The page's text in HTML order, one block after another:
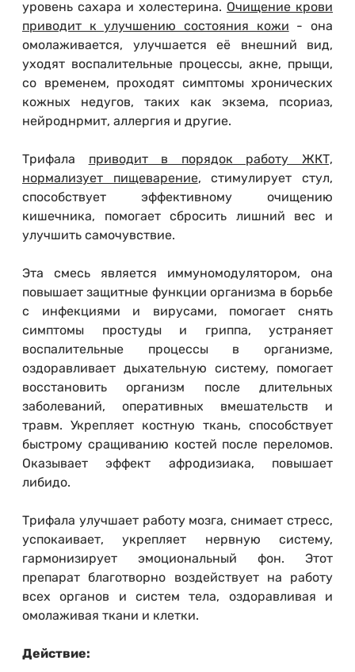
уровень сахара и холестерина. Очищение крови
приводит к улучшению состояния кожи - она
омолаживается, улучшается её внешний вид,
уходят воспалительные процессы, акне, прыщи,
со временем, проходят симптомы хронических
кожных недугов, таких как экзема, псориаз,
нейроднрмит, аллергия и другие.
Трифала приводит в порядок работу ЖКТ,
нормализует пищеварение, стимулирует стул,
способствует эффективному очищению
кишечника, помогает сбросить лишний вес и
улучшить самочувствие.
Эта смесь является иммуномодулятором, она
повышает защитные функции организма в борьбе
с инфекциями и вирусами, помогает снять
симптомы простуды и гриппа, устраняет
воспалительные процессы в организме,
оздоравливает дыхательную систему, помогает
восстановить организм после длительных
заболеваний, оперативных вмешательств и
травм. Укрепляет костную ткань, способствует
быстрому сращиванию костей после переломов.
Оказывает эффект афродизиака, повышает
либидо.
Трифала улучшает работу мозга, снимает стресс,
успокаивает, укрепляет нервную систему,
гармонизирует эмоциональный фон. Этот
препарат благотворно воздействует на работу
всех органов и систем тела, оздоравливая и
омолаживая ткани и клетки.
Действие: